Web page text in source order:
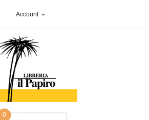
Account expand_more
0